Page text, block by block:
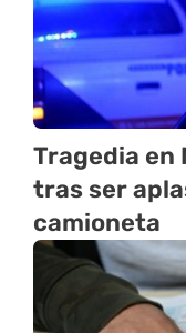
Tragedia en
tras ser
camioneta